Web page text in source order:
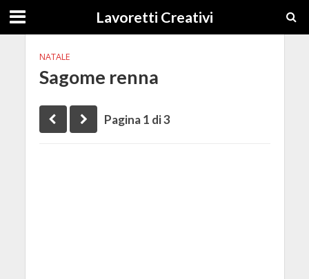
Lavoretti Creativi
NATALE
Sagome renna
Pagina 1 di 3